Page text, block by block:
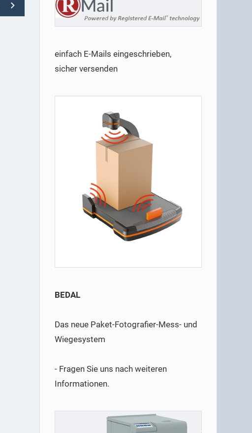
einfach E-Mails eingeschrieben,
sicher versenden
BEDAL
Das neue Paket-Fotografier-Mess- und
Wiegesystem
- Fragen Sie uns nach weiteren
Informationen.